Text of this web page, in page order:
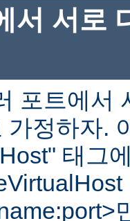
서 서로
포트에서
가정하자.
태그